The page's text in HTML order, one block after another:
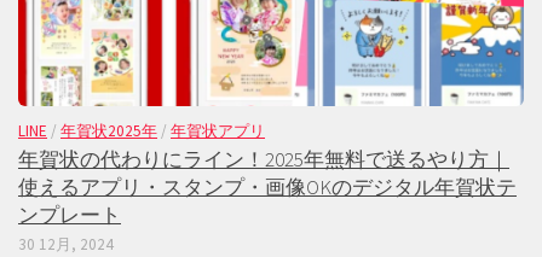
LINE / 年賀状2025年 / 年賀状アプリ
年賀状の代わりにライン！2025年無料で送るやり方｜
使えるアプリ・スタンプ・画像OKのデジタル年賀状テ
ンプレート
30 12月, 2024